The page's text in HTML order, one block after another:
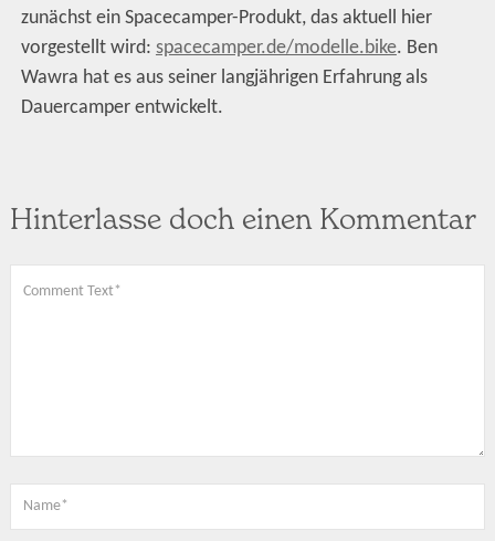
zunächst ein Spacecamper-Produkt, das aktuell hier
vorgestellt wird: spacecamper.de/modelle.bike. Ben
Wawra hat es aus seiner langjährigen Erfahrung als
Dauercamper entwickelt.
Hinterlasse doch einen Kommentar